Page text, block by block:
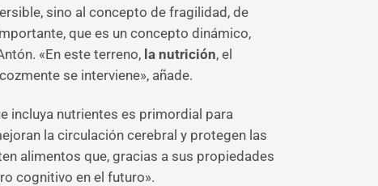
sino al concepto de fragilidad, de
que es un concepto dinámico,
«En este terreno, la nutrición, el
se interviene», añade.
incluya nutrientes es primordial para
la circulación cerebral y protegen las
alimentos que, gracias a sus propiedades
cognitivo en el futuro».